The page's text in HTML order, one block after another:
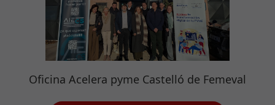
Oficina Acelera pyme Castelló de Femeval